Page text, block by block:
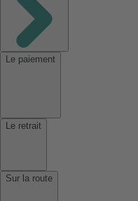
Le paiement
Le retrait
Sur la route